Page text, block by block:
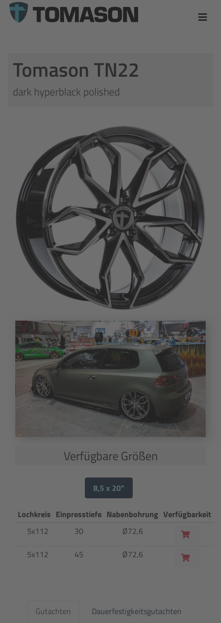
Tomason TN22
dark hyperblack polished
Verfügbare Größen
8,5 x 20"
Lochkreis Einpresstiefe Nabenbohrung Verfügbarkeit
5x112
30
Ø72,6
5x112
45 Ø72,6
Gutachten
Dauerfestigkeitsgutachten